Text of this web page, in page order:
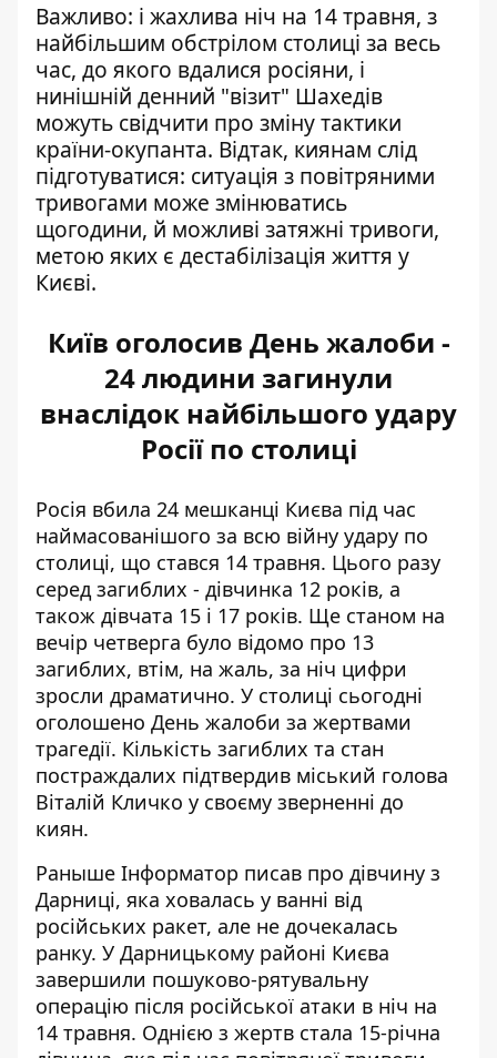
Важливо: і жахлива ніч на 14 травня, з
найбільшим обстрілом столиці за весь
час, до якого вдалися росіяни, і
нинішній денний "візит" Шахедів
можуть свідчити про зміну тактики
країни-окупанта. Відтак, киянам слід
підготуватися: ситуація з повітряними
тривогами може змінюватись
щогодини, й можливі затяжні тривоги,
метою яких є дестабілізація життя у
Києві.
Київ оголосив День жалоби -
24 людини загинули
внаслідок найбільшого удару
Росії по столиці
Росія вбила 24 мешканці Києва під час
наймасованішого за всю війну удару по
столиці, що стався 14 травня. Цього разу
серед загиблих - дівчинка 12 років, а
також дівчата 15 і 17 років. Ще станом на
вечір четверга було відомо про 13
загиблих, втім, на жаль, за ніч цифри
зросли драматично. У столиці сьогодні
оголошено День жалоби за жертвами
трагедії. Кількість загиблих та стан
постраждалих підтвердив міський голова
Віталій Кличко у своєму зверненні до
киян.
Раныше Інформатор писав про дівчину з
Дарниці, яка ховалась у ванні від
російських ракет, але не дочекалась
ранку. У Дарницькому районі Києва
завершили пошуково-рятувальну
операцію після російської атаки в ніч на
14 травня. Однією з жертв стала 15-річна